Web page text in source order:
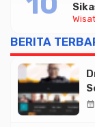
BERITA
calendar_month